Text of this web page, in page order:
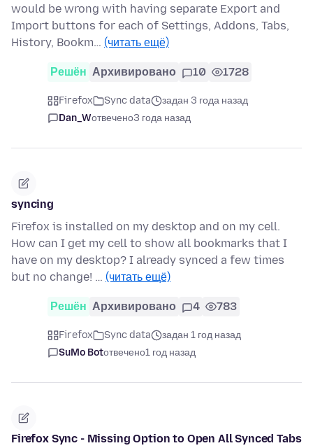
would be wrong with having separate Export and
Import buttons for each of Settings, Addons, Tabs,
History, Bookm… (читать ещё)
Решён Архивировано 10 1728
Firefox Sync data
задан 3 года назад
Dan_Wотвечено3 года назад
syncing
Firefox is installed on my desktop and on my cell.
How can I get my cell to show all bookmarks that I
have on my desktop? I already synced a few times
but no change! … (читать ещё)
Решён Архивировано 4 783
Firefox Sync data
задан 1 год назад
SuMo Botотвечено1 год назад
Firefox Sync - Missing Option to Open All Synced Tabs